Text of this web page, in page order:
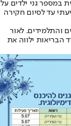
במספר גני ילדים על
עד לסיום חקירה
והתלמידים. לאור
הבריאות ילווה את